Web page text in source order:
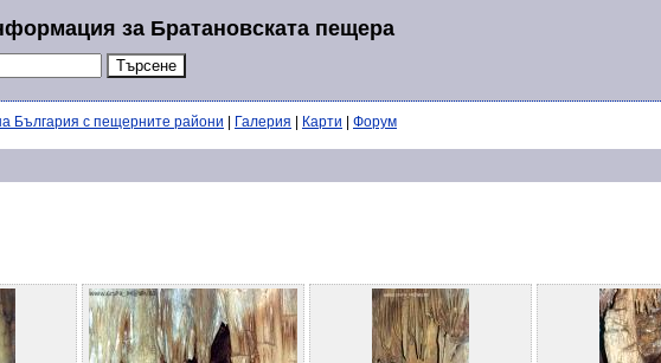
за Братановската пещера
България с пещерните райони Галерия Карти Форум